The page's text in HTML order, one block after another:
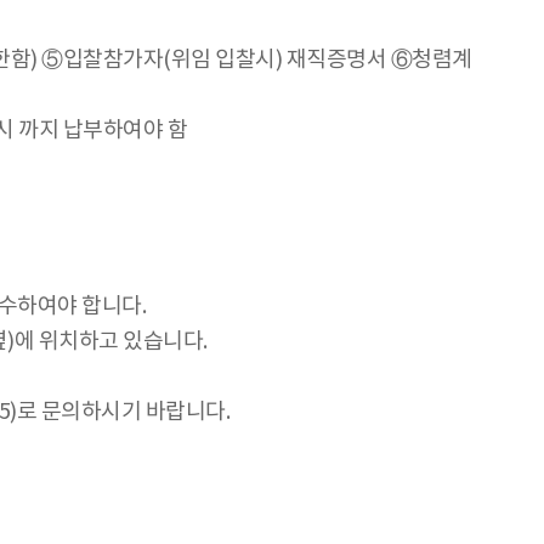
) ⑤입찰참가자(위임 입찰시) 재직증명서 ⑥청렴계
까지 납부하여야 함
하여야 합니다.
에 위치하고 있습니다.
문의하시기 바랍니다.